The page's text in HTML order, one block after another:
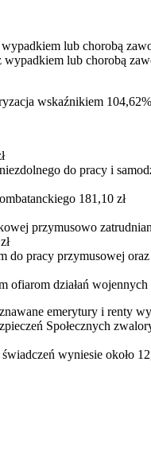
lub chorobą
lub chorobą
wskaźnikiem
do pracy i
181,10 zł
przymusowo
do pracy przymusowej
ofiarom działań wojennych
emerytury i renty
Społecznych
wyniesie około